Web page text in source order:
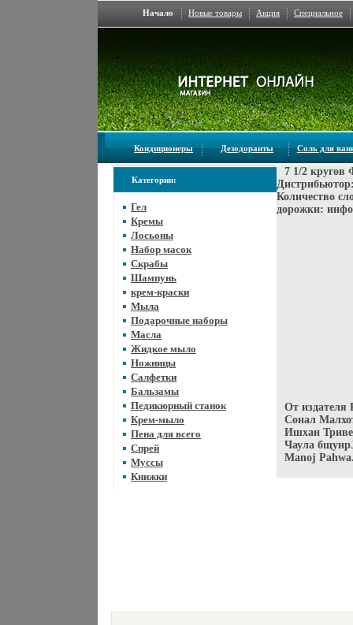
Начало Новые товары Акция Специальное
Кондиционеры Дезодоранты Соль для
Категории:
Гел
Кремы
Лосьоны
Набор масок
Скрабы
Шампунь
крем-краски
Мыла
Подарочные наборы
Масла
Жидкое мыло
Ножницы
Салфетки
Бальзамы
Педикюрный станок
Крем-мыло
Пена для всего
Спрей
Муссы
Книжки
7 1/2 кругов
Количество
дорожки:
От
Сонал
Ишхан
Чаула
Manoj